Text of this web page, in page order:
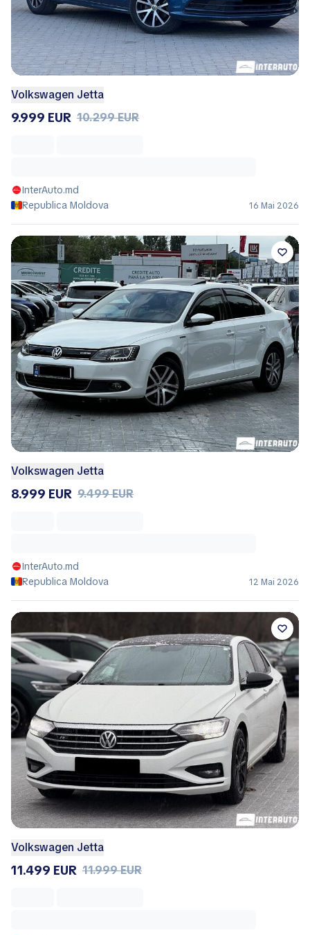
Volkswagen Jetta
9.999 EUR 10.299 EUR
InterAuto.md
Republica Moldova
16 Mai 2026
Volkswagen Jetta
8.999 EUR 9.499 EUR
InterAuto.md
Republica Moldova
12 Mai 2026
Volkswagen Jetta
11.499 EUR 11.999 EUR